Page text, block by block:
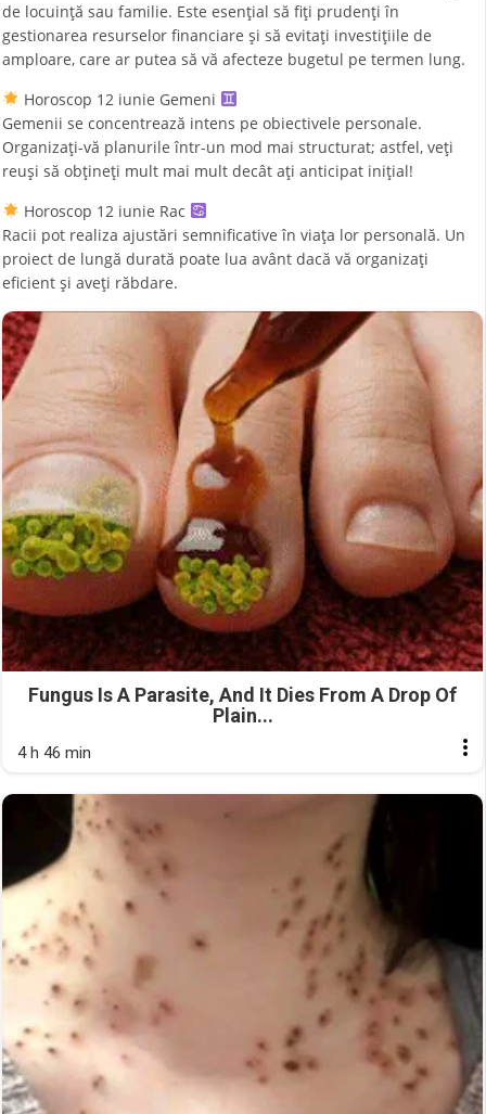
de locuință sau familie. Este esențial să fiți prudenți în
gestionarea resurselor financiare și să evitați investițiile de
amploare, care ar putea să vă afecteze bugetul pe termen lung.
Horoscop 12 iunie Gemeni
Gemenii se concentrează intens pe obiectivele personale.
Organizați-vă planurile într-un mod mai structurat; astfel, veți
reuși să obțineți mult mai mult decât ați anticipat inițial!
Horoscop 12 iunie Rac
Racii pot realiza ajustări semnificative în viața lor personală. Un
proiect de lungă durată poate lua avânt dacă vă organizați
eficient și aveți răbdare.
Fungus Is A Parasite, And It Dies From A Drop Of
Plain...
4 h 46 min